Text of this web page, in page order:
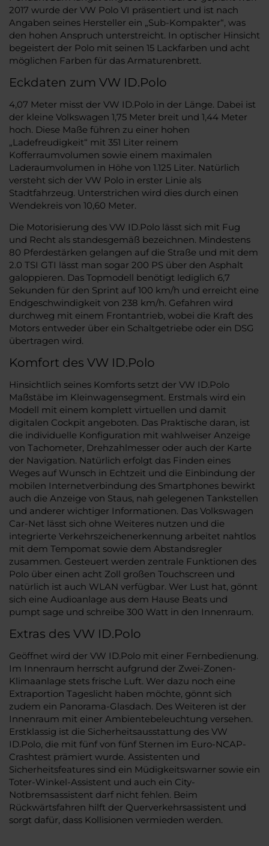
2017 wurde der VW Polo VI präsentiert und ist nach
Angaben seines Hersteller ein „Sub-Kompakter“, was
den hohen Anspruch unterstreicht. In optischer Hinsicht
begeistert der Polo mit seinen 15 Lackfarben und acht
möglichen Farben für das Armaturenbrett.
Eckdaten zum VW ID.Polo
4,07 Meter misst der VW ID.Polo in der Länge. Dabei ist
der kleine Volkswagen 1,75 Meter breit und 1,44 Meter
hoch. Diese Maße führen zu einer hohen
„Ladefreudigkeit“ mit 351 Liter reinem
Kofferraumvolumen sowie einem maximalen
Laderaumvolumen in Höhe von 1.125 Liter. Natürlich
versteht sich der VW Polo in erster Linie als
Stadtfahrzeug. Unterstrichen wird dies durch einen
Wendekreis von 10,60 Meter.
Die Motorisierung des VW ID.Polo lässt sich mit Fug
und Recht als standesgemäß bezeichnen. Mindestens
80 Pferdestärken gelangen auf die Straße und mit dem
2.0 TSI GTI lässt man sogar 200 PS über den Asphalt
galoppieren. Das Topmodell benötigt lediglich 6,7
Sekunden für den Sprint auf 100 km/h und erreicht eine
Endgeschwindigkeit von 238 km/h. Gefahren wird
durchweg mit einem Frontantrieb, wobei die Kraft des
Motors entweder über ein Schaltgetriebe oder ein DSG
übertragen wird.
Komfort des VW ID.Polo
Hinsichtlich seines Komforts setzt der VW ID.Polo
Maßstäbe im Kleinwagensegment. Erstmals wird ein
Modell mit einem komplett virtuellen und damit
digitalen Cockpit angeboten. Das Praktische daran, ist
die individuelle Konfiguration mit wahlweiser Anzeige
von Tachometer, Drehzahlmesser oder auch der Karte
der Navigation. Natürlich erfolgt das Finden eines
Weges auf Wunsch in Echtzeit und die Einbindung der
mobilen Internetverbindung des Smartphones bewirkt
auch die Anzeige von Staus, nah gelegenen Tankstellen
und anderer wichtiger Informationen. Das Volkswagen
Car-Net lässt sich ohne Weiteres nutzen und die
integrierte Verkehrszeichenerkennung arbeitet nahtlos
mit dem Tempomat sowie dem Abstandsregler
zusammen. Gesteuert werden zentrale Funktionen des
Polo über einen acht Zoll großen Touchscreen und
natürlich ist auch WLAN verfügbar. Wer Lust hat, gönnt
sich eine Audioanlage aus dem Hause Beats und
pumpt sage und schreibe 300 Watt in den Innenraum.
Extras des VW ID.Polo
Geöffnet wird der VW ID.Polo mit einer Fernbedienung.
Im Innenraum herrscht aufgrund der Zwei-Zonen-
Klimaanlage stets frische Luft. Wer dazu noch eine
Extraportion Tageslicht haben möchte, gönnt sich
zudem ein Panorama-Glasdach. Des Weiteren ist der
Innenraum mit einer Ambientebeleuchtung versehen.
Erstklassig ist die Sicherheitsausstattung des VW
ID.Polo, die mit fünf von fünf Sternen im Euro-NCAP-
Crashtest prämiert wurde. Assistenten und
Sicherheitsfeatures sind ein Müdigkeitswarner sowie ein
Toter-Winkel-Assistent und auch ein City-
Notbremsassistent darf nicht fehlen. Beim
Rückwärtsfahren hilft der Querverkehrsassistent und
sorgt dafür, dass Kollisionen vermieden werden.